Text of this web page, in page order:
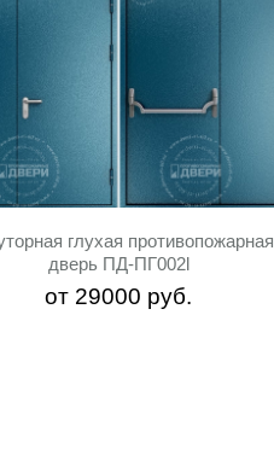
глухая противопожарная
дверь ПД-ПГ002l
от 29000 руб.